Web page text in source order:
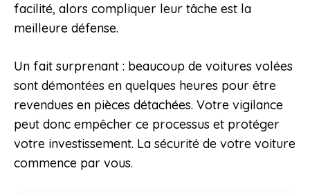
facilité, alors compliquer leur tâche est la
meilleure défense.
Un fait surprenant : beaucoup de voitures volées
sont démontées en quelques heures pour être
revendues en pièces détachées. Votre vigilance
peut donc empêcher ce processus et protéger
votre investissement. La sécurité de votre voiture
commence par vous.